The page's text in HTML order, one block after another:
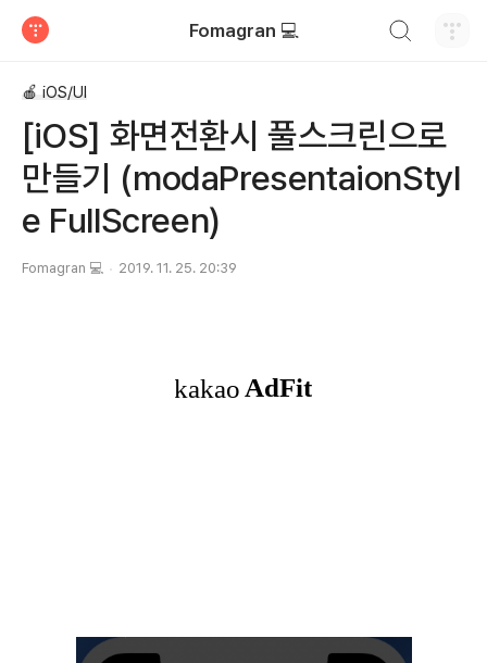
Fomagran 💻
🍎 iOS/UI
[iOS] 화면전환시 풀스크린으로
만들기 (modaPresentaionStyl
e FullScreen)
Fomagran 💻 2019. 11. 25. 20:39